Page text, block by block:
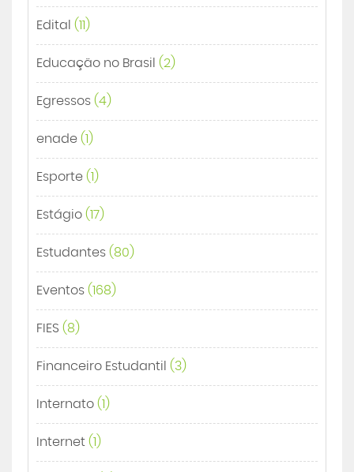
Edital (11)
Educação no Brasil (2)
Egressos (4)
enade (1)
Esporte (1)
Estágio (17)
Estudantes (80)
Eventos (168)
FIES (8)
Financeiro Estudantil (3)
Internato (1)
Internet (1)